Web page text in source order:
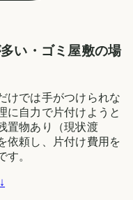
い・ゴミ屋敷の場
けでは手がつけられな
に自力で片付けようと
置物あり（現状渡
依頼し、片付け費用を
す。